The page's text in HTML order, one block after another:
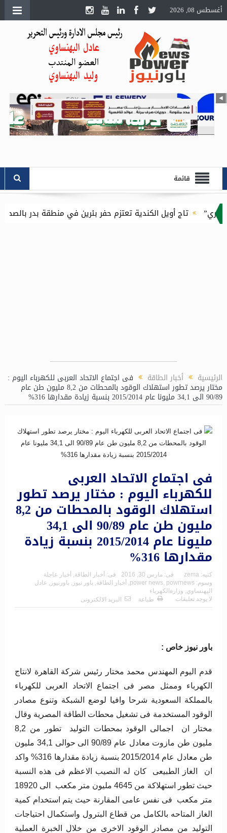
أغسطس 08, 2026
قائمة
الكندية تعتزم حفر بئرين في منطقة بدر بالصحراء الغربية باستثمارات 16.1 مليون
الرئيسية أخبار الطاقة فى اجتماع الاتحاد العربى للكهرباء اليوم :
مختار يرصد تطور استهلاك الوقود بالمحطات من 8,2 مليون طن عام
90/89 الى 34,1 مليونا عام 2015/2014 بنسبة زيادة مقدارها 316%
فى اجتماع الاتحاد العربى
للكهرباء اليوم : مختار يرصد تطور
استهلاك الوقود بالمحطات من 8,2
مليون طن عام 90/89 الى 34,1
مليونا عام 2015/2014 بنسبة زيادة
مقدارها 316%
كتبه: zema فى: مارس 30, 2016 فى: أخبار الطاقة
أخبار عاجلة
وسوم:
power news powrnews أخبار الطاقة باور نيوز باورنيوز
عادل
اليهنساوي وزارةالكهرباء
لا يوجد تعليقات
طباعة البريد الالكترونى
باور نيوز خاص :
قدم اليوم المهندس محمد مختار رئيس شركة القاهرة لانتاج
الكهرباء وممثل مصر فى اجتماع الاتحاد العربى للكهرباء
بالمملكة السعودية شرحا وافيا لوضع الشبكة وتنوع مصادر
الوقود المستخدمة فى تشغيل محطات الطاقة المصرية وقال
مختار ان اجمالى الوقود بمحطات التوليد تطور من 8,2
مليون طن مازوت معادل عام 90/89 الى حوالى 34,1 مليون
طن معادل عام 2015/2014 بنسبة زيادة مقدارها 316% واكد
ان الغاز الطبيعى كان له النصيب الاعظم فى هذه النسبة
حيث تطور استهلاكة من 4645 مليون متر مكعب الى 18920
متر مكعب فى نفس عامى المقارنة حيث يتم استخدام كمية
الغاز المتاحه بالكامل من قطاع البترول واستكمال احتياجات
التوليد من مصادر الوقود الاخرى من خلال الخبرة العملية